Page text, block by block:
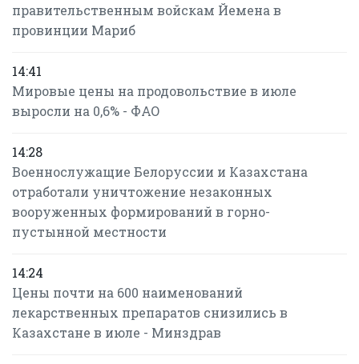
правительственным войскам Йемена в
провинции Мариб
14:41
Мировые цены на продовольствие в июле
выросли на 0,6% - ФАО
14:28
Военнослужащие Белоруссии и Казахстана
отработали уничтожение незаконных
вооруженных формирований в горно-
пустынной местности
14:24
Цены почти на 600 наименований
лекарственных препаратов снизились в
Казахстане в июле - Минздрав